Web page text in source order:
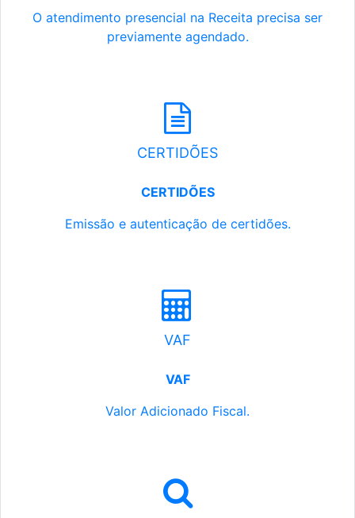
O atendimento presencial na Receita precisa ser
previamente agendado.
CERTIDÕES
CERTIDÕES
Emissão e autenticação de certidões.
VAF
VAF
Valor Adicionado Fiscal.